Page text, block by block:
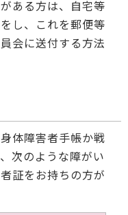
ある方は、自宅等
し、これを郵便等
会に送付する方法
体障害者手帳か戦
次のような障がい
証をお持ちの方が